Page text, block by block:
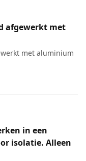
afgewerkt met
met aluminium
in een
isolatie. Alleen